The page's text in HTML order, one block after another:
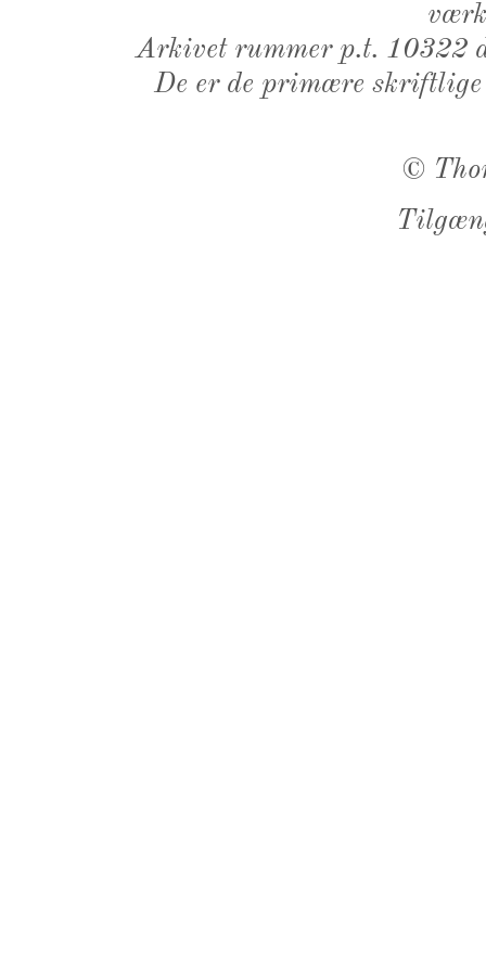
Arkivet rummer p.t. 10322
De er de primære
©